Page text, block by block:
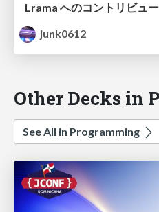
junk0612
Other Decks in
See All in Programming